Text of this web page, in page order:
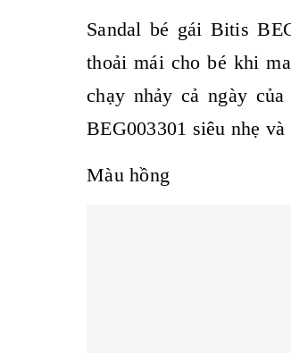
Sandal bé gái Bitis
thoải mái cho bé khi
chạy nhảy cả ngày
BEG003301 siêu nhẹ
Màu hồng